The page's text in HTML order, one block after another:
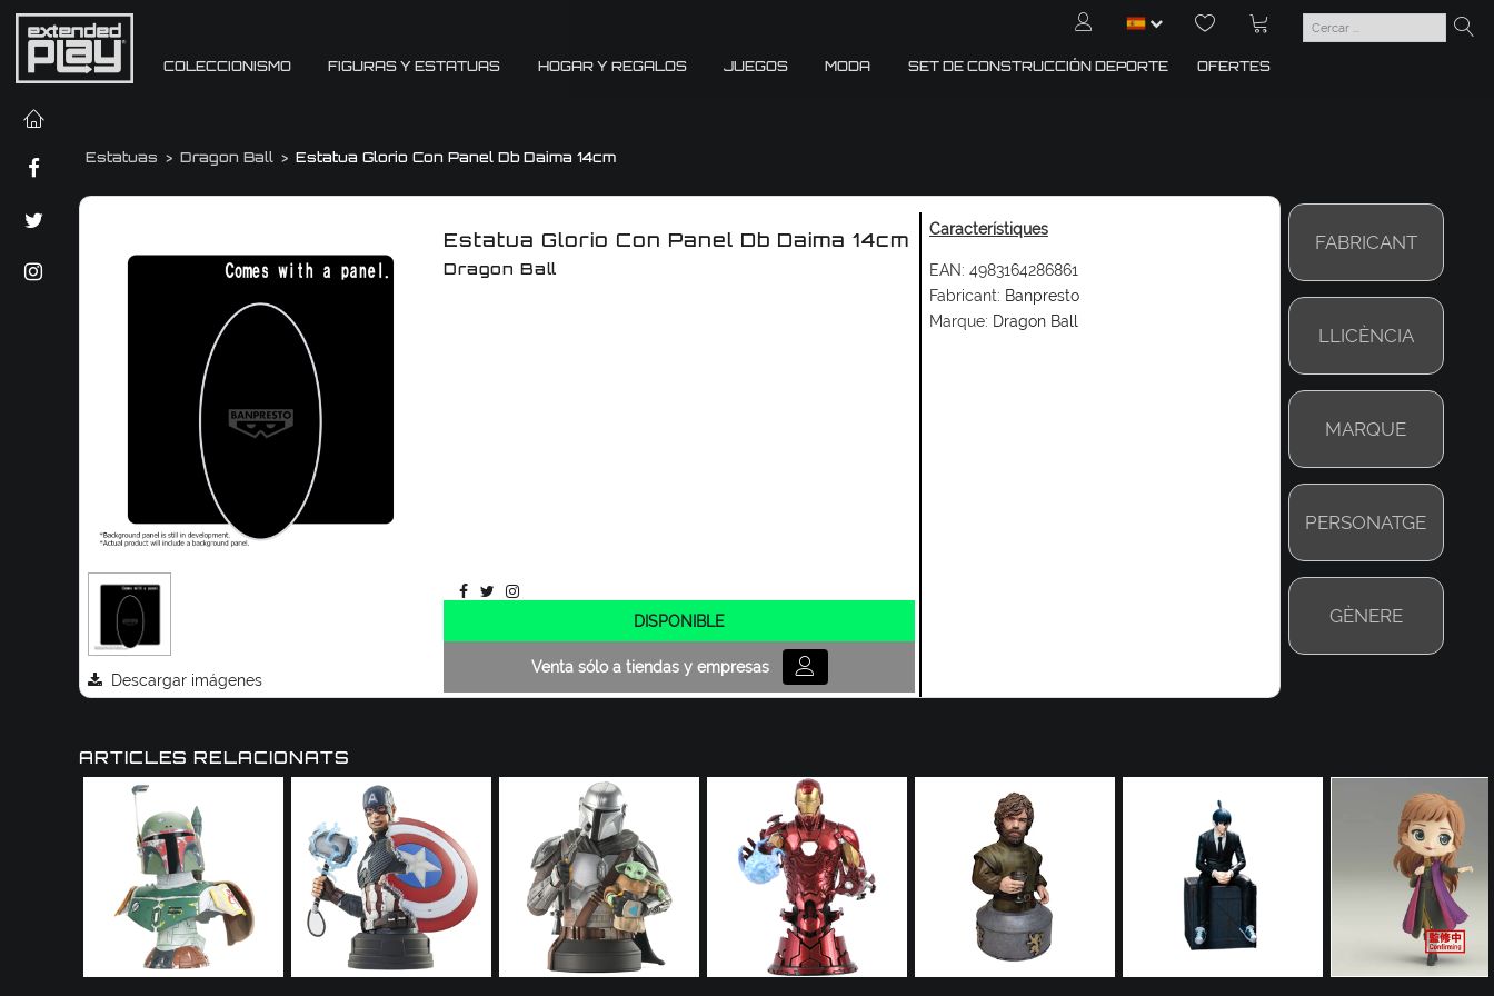
COLECCIONISMO FIGURAS Y ESTATUAS HOGAR Y REGALOS JUEGOS MODA SET DE CONSTRUCCIÓN DEPORTE OFERTES
Estatuas Dragon Ball Estatua Glorio Con Panel Db Daima 14cm
Descargar imágenes
Estatua Glorio Con Panel Db Daima 14cm
Dragon Ball
DISPONIBLE
Venta sólo a tiendas y empresas
Característiques
EAN: 4983164286861
Fabricant: Banpresto
Marque: Dragon Ball
FABRICANT
LLICÈNCIA
MARQUE
PERSONATGE
GÈNERE
ARTICLES RELACIONATS